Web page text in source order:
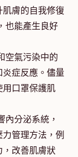
膚的自我修復
也能產生良好
空氣污染中的
症反應。儘量
口罩保護肌
內分泌系統，
管理方法，例
改善肌膚狀